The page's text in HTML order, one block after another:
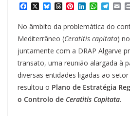
a
c
e
b
o
o
k
X B
e
s
k
y
T
h
e
a
d
s
P
n
t
e
r
e
s
t
L
k
e
d
I
n
W
h
t
s
A
p
p
T
e
l
e
g
r
a
m
E
m
i
l
No âmbito da problemática do
Mediterrâneo (Ceratitis capitata)
juntamente com a DRAP Algarve
transato, uma reunião alargada à
diversas entidades ligadas ao
resultou o Plano de Estratégia
o Controlo de Ceratitis Capitata.